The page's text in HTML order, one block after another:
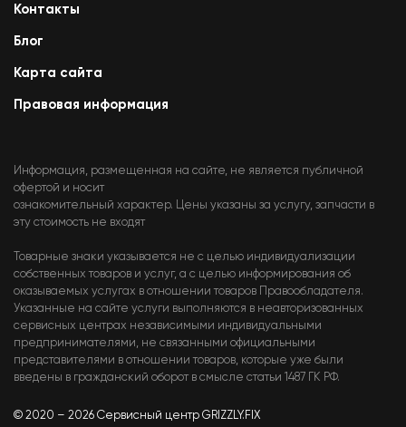
Контакты
Блог
Карта сайта
Правовая информация
Информация, размещенная на сайте, не является публичной
офертой и носит
ознакомительный характер. Цены указаны за услугу, запчасти в
эту стоимость не входят
Товарные знаки указывается не с целью индивидуализации
собственных товаров и услуг, а с целью информирования об
оказываемых услугах в отношении товаров Правообладателя.
Указанные на сайте услуги выполняются в неавторизованных
сервисных центрах независимыми индивидуальными
предпринимателями, не связанными официальными
представителями в отношении товаров, которые уже были
введены в гражданский оборот в смысле статьи 1487 ГК РФ.
© 2020 – 2026 Сервисный центр GRIZZLY.FIX